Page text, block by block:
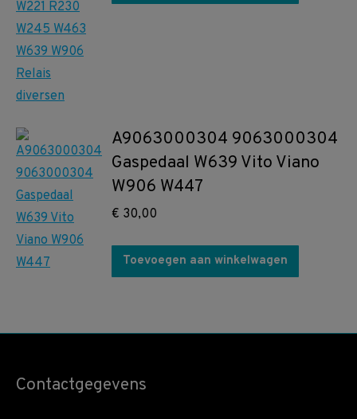
A9063000304 9063000304
Gaspedaal W639 Vito Viano
W906 W447
€ 30,00
Toevoegen aan winkelwagen
Contactgegevens